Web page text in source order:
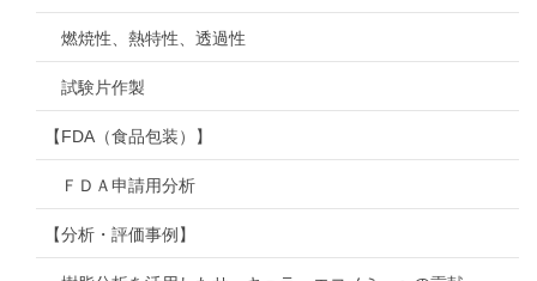
燃焼性、熱特性、透過性
試験片作製
【FDA（食品包装）】
ＦＤＡ申請用分析
【分析・評価事例】